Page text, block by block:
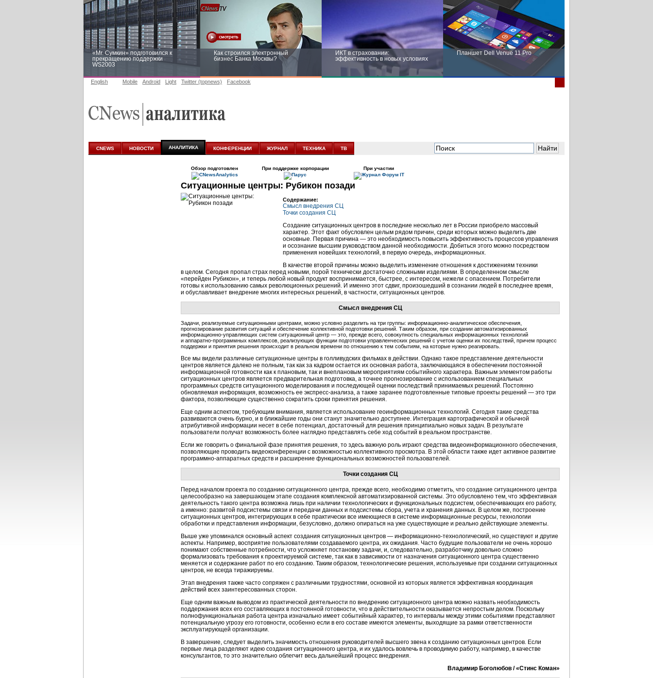
«Mr. Сумкин» подготовился к
прекращению поддержки
WS2003
Как строился электронный
бизнес Банка Москвы?
ИКТ в страховании:
эффективность в новых условиях
Планшет Dell Venue 11 Pro
аналитике
новых условиях
English Mobile Android Light Twitter (topnews) Facebook
CNEWS НОВОСТИ АНАЛИТИКА КОНФЕРЕНЦИИ ЖУРНАЛ ТЕХНИКА ТВ
Обзор подготовлен При поддержке корпорации При участии
Ситуационные центры: Рубикон позади
Содержание:
Смысл внедрения СЦ
Точки создания СЦ
Создание ситуационных центров в последние несколько лет в России приобрело массовый
характер. Этот факт обусловлен целым рядом причин, среди которых можно выделить две
основные. Первая причина — это необходимость повысить эффективность процессов управления
и осознание высшим руководством данной необходимости. Добиться этого можно посредством
применения новейших технологий, в первую очередь, информационных.
В качестве второй причины можно выделить изменение отношения к достижениям техники
в целом. Сегодня пропал страх перед новыми, порой технически достаточно сложными изделиями. В определенном смысле
«перейден Рубикон», и теперь любой новый продукт воспринимается, быстрее, с интересом, нежели с опасением. Потребители
готовы к использованию самых революционных решений. И именно этот сдвиг, произошедший в сознании людей в последнее время,
и обуславливает внедрение многих интересных решений, в частности, ситуационных центров.
Смысл внедрения СЦ
Задачи, реализуемые ситуационными центрами, можно условно разделить на три группы: информационно-аналитическое обеспечения,
прогнозирование развития ситуаций и обеспечение коллективной подготовки решений. Таким образом, при создании автоматизированных
информационно-управляющих систем ситуационный центр — это, прежде всего, совокупность специальных информационных технологий
и аппаратно-программных комплексов, реализующих функции подготовки управленческих решений с учетом оценки их последствий, причем процесс
поддержки и принятия решения происходит в реальном времени по отношению к тем событиям, на которые нужно реагировать.
Все мы видели различные ситуационные центры в голливудских фильмах в действии. Однако такое представление деятельности
центров является далеко не полным, так как за кадром остается их основная работа, заключающаяся в обеспечении постоянной
информационной готовности как к плановым, так и внеплановым мероприятиям событийного характера. Важным элементом работы
ситуационных центров является предварительная подготовка, а точнее прогнозирование с использованием специальных
программных средств ситуационного моделирования и последующей оценки последствий принимаемых решений. Постоянно
обновляемая информация, возможность ее экспресс-анализа, а также заранее подготовленные типовые проекты решений — это три
фактора, позволяющие существенно сократить сроки принятия решения.
Еще одним аспектом, требующим внимания, является использование геоинформационных технологий. Сегодня такие средства
развиваются очень бурно, и в ближайшие годы они станут значительно доступнее. Интеграция картографической и обычной
атрибутивной информации несет в себе потенциал, достаточный для решения принципиально новых задач. В результате
пользователи получат возможность более наглядно представлять себе ход событий в реальном пространстве.
Если же говорить о финальной фазе принятия решения, то здесь важную роль играют средства видеоинформационного обеспечения,
позволяющие проводить видеоконференции с возможностью коллективного просмотра. В этой области также идет активное развитие
программно-аппаратных средств и расширение функциональных возможностей пользователей.
Точки создания СЦ
Перед началом проекта по созданию ситуационного центра, прежде всего, необходимо отметить, что создание ситуационного центра
целесообразно на завершающем этапе создания комплексной автоматизированной системы. Это обусловлено тем, что эффективная
деятельность такого центра возможна лишь при наличии технологических и функциональных подсистем, обеспечивающих его работу,
а именно: развитой подсистемы связи и передачи данных и подсистемы сбора, учета и хранения данных. В целом же, построение
ситуационных центров, интегрирующих в себе практически все имеющиеся в системе информационные ресурсы, технологии
обработки и представления информации, безусловно, должно опираться на уже существующие и реально действующие элементы.
Выше уже упоминался основный аспект создания ситуационных центров — информационно-технологический, но существуют и другие
аспекты. Например, восприятие пользователями создаваемого центра, их ожидания. Часто будущие пользователи не очень хорошо
понимают собственные потребности, что усложняет постановку задачи, и, следовательно, разработчику довольно сложно
формализовать требования к проектируемой системе, так как в зависимости от назначения ситуационного центра существенно
меняется и содержание работ по его созданию. Таким образом, технологические решения, используемые при создании ситуационных
центров, не всегда тиражируемы.
Этап внедрения также часто сопряжен с различными трудностями, основной из которых является эффективная координация
действий всех заинтересованных сторон.
Еще одним важным выводом из практической деятельности по внедрению ситуационного центра можно назвать необходимость
поддержания всех его составляющих в постоянной готовности, что в действительности оказывается непростым делом. Поскольку
полнофункциональная работа центра изначально имеет событийный характер, то интервалы между этими событиями представляют
потенциальную угрозу его готовности, особенно если в его составе имеются элементы, выходящие за рамки ответственности
эксплуатирующей организации.
В завершение, следует выделить значимость отношения руководителей высшего звена к созданию ситуационных центров. Если
первые лица разделяют идею создания ситуационного центра, и их удалось вовлечь в проводимую работу, например, в качестве
консультантов, то это значительно облегчит весь дальнейший процесс внедрения.
Владимир Боголюбов / «Стинс Коман»